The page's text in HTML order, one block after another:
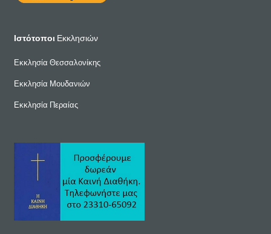
Ιστότοποι Εκκλησιών
Εκκλησία Θεσσαλονίκης
Εκκλησία Μουδανιών
Εκκλησία Περαίας